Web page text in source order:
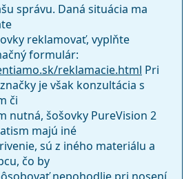
správu. Daná situácia ma
reklamovať, vyplňte
formulár:
reklamacie.html Pri
je však konzultácia s
či
nutná, šošovky PureVision 2
majú iné
sú z iného materiálu a
čo by